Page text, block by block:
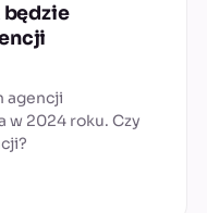
agencji
w 2024 roku. Czy